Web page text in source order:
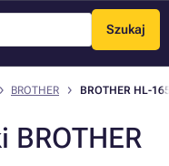
Szukaj
Menu
BROTHER BROTHER HL-